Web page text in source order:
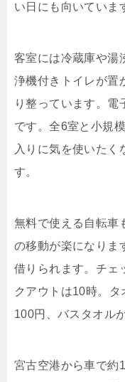
い日にも向いていま
客室には冷蔵庫や湯
浄機付きトイレが置
り整っています。電
です。全6室と小規
入りに気を使いたく
す。
無料で使える自転車
の移動が楽になりま
借りられます。チェ
クアウトは10時。
100円、バスタオル
宮古空港から車で約